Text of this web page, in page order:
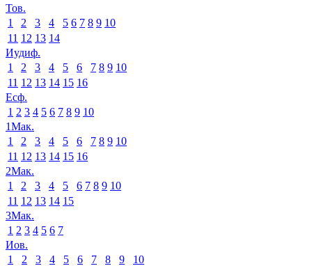
Тов.
1
2 3 4 5 6 7 8 9 10
11 12 13 14
Иудиф.
1
2 3 4 5 6 7 8 9 10
11 12 13 14 15 16
Есф.
1 2 3 4 5 6 7 8 9 10
1Мак.
1
2 3 4 5 6 7 8 9 10
11 12 13 14 15 16
2Мак.
1
2 3 4 5 6 7 8 9 10
11 12 13 14 15
3Мак.
1 2 3 4 5 6 7
Иов.
1
2 3 4 5 6 7 8 9 10